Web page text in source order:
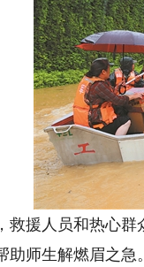
援人员和热心群
助师生解燃眉之